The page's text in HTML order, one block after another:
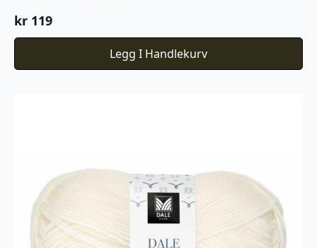
kr 119
Legg I Handlekurv